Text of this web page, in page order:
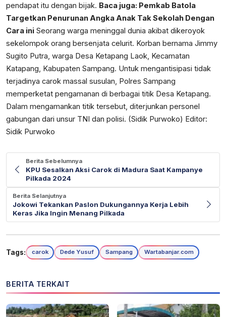
pendapat itu dengan bijak. Baca juga: Pemkab Batola
Targetkan Penurunan Angka Anak Tak Sekolah Dengan
Cara ini Seorang warga meninggal dunia akibat dikeroyok
sekelompok orang bersenjata celurit. Korban bernama Jimmy
Sugito Putra, warga Desa Ketapang Laok, Kecamatan
Katapang, Kabupaten Sampang. Untuk mengantisipasi tidak
terjadinya carok massal susulan, Polres Sampang
memperketat pengamanan di berbagai titik Desa Ketapang.
Dalam mengamankan titik tersebut, diterjunkan personel
gabungan dari unsur TNI dan polisi. (Sidik Purwoko) Editor:
Sidik Purwoko
Berita Sebelumnya
KPU Sesalkan Aksi Carok di Madura Saat Kampanye
Pilkada 2024
Berita Selanjutnya
Jokowi Tekankan Paslon Dukungannya Kerja Lebih
Keras Jika Ingin Menang Pilkada
Tags: carok Dede Yusuf Sampang Wartabanjar.com
BERITA TERKAIT